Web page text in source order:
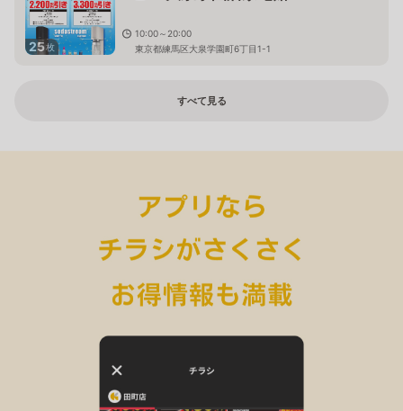
25枚
10:00～20:00
東京都練馬区大泉学園町6丁目1-1
すべて見る